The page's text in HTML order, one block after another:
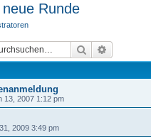
Runde
Suche
13, 2007 1:12 pm
2009 3:49 pm